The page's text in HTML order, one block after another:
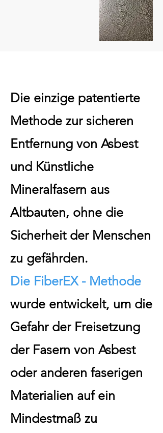
Die einzige patentierte
Methode zur sicheren
Entfernung von Asbest
und Künstliche
Mineralfasern aus
Altbauten, ohne die
Sicherheit der Menschen
zu gefährden.
Die FiberEX - Methode
wurde entwickelt, um die
Gefahr der Freisetzung
der Fasern von Asbest
oder anderen faserigen
Materialien auf ein
Mindestmaß zu